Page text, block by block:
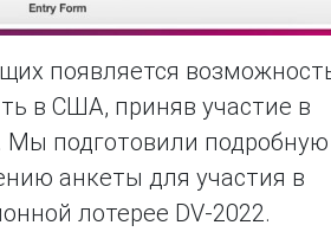
появляется
в США, приняв участие в
подготовили подробную
анкеты для участия в
лотерее DV-2022.